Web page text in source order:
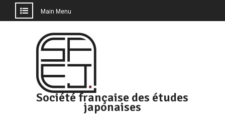
Main Menu
Société française des études
japonaises